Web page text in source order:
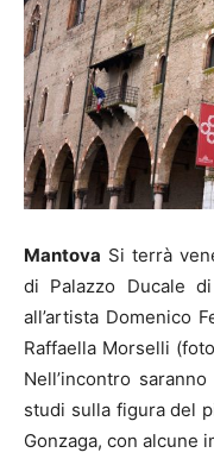
Mantova Si terrà
di Palazzo Ducale
all’artista Domenico
Raffaella Morselli
Nell’incontro
studi sulla figura del
Gonzaga, con alcune